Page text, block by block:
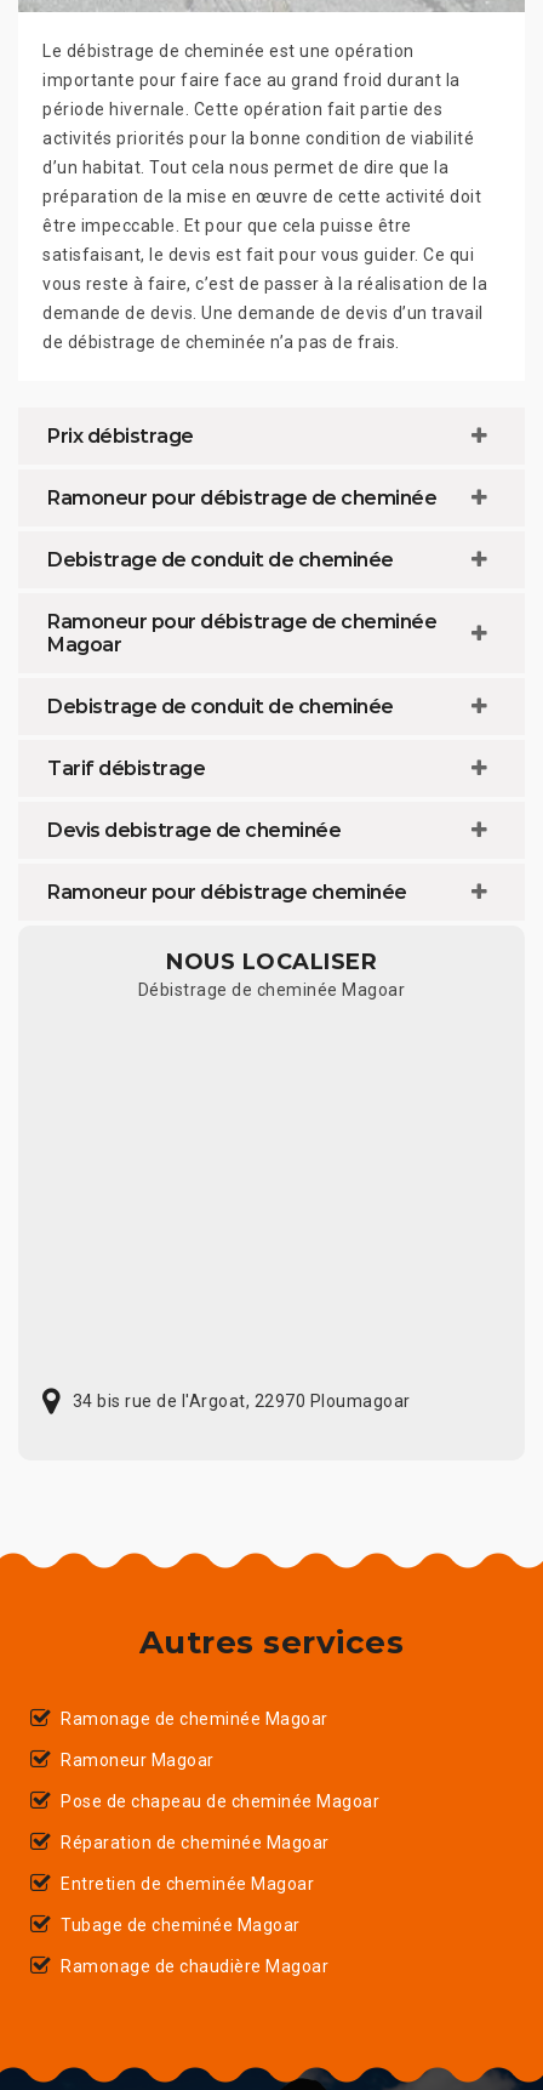
Le débistrage de cheminée est une opération
importante pour faire face au grand froid durant la
période hivernale. Cette opération fait partie des
activités priorités pour la bonne condition de viabilité
d’un habitat. Tout cela nous permet de dire que la
préparation de la mise en œuvre de cette activité doit
être impeccable. Et pour que cela puisse être
satisfaisant, le devis est fait pour vous guider. Ce qui
vous reste à faire, c’est de passer à la réalisation de la
demande de devis. Une demande de devis d’un travail
de débistrage de cheminée n’a pas de frais.
Prix débistrage
Ramoneur pour débistrage de cheminée
Debistrage de conduit de cheminée
Ramoneur pour débistrage de cheminée
Magoar
Debistrage de conduit de cheminée
Tarif débistrage
Devis debistrage de cheminée
Ramoneur pour débistrage cheminée
NOUS LOCALISER
Débistrage de cheminée Magoar
34 bis rue de l'Argoat, 22970 Ploumagoar
Autres services
Ramonage de cheminée Magoar
Ramoneur Magoar
Pose de chapeau de cheminée Magoar
Réparation de cheminée Magoar
Entretien de cheminée Magoar
Tubage de cheminée Magoar
Ramonage de chaudière Magoar